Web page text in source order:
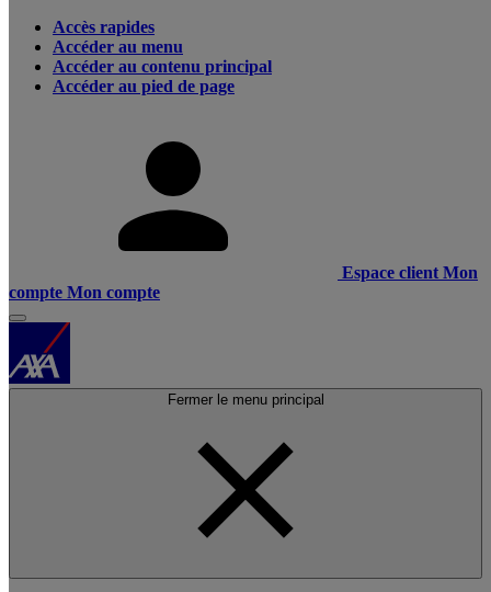
Accès rapides
Accéder au menu
Accéder au contenu principal
Accéder au pied de page
Espace client Mon
compte Mon compte
Fermer le menu principal